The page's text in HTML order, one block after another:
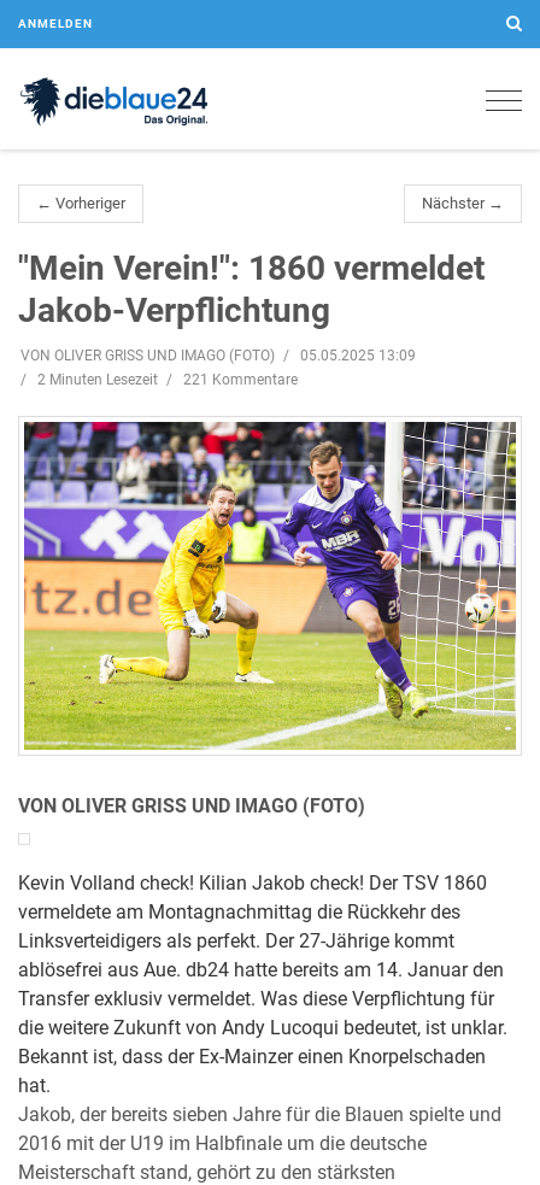
ANMELDEN
← Vorheriger Nächster →
"Mein Verein!": 1860 vermeldet
Jakob-Verpflichtung
VON OLIVER GRISS UND IMAGO (FOTO)
05.05.2025 13:09
2 Minuten Lesezeit
221 Kommentare
VON OLIVER GRISS UND IMAGO (FOTO)
Kevin Volland check! Kilian Jakob check! Der TSV 1860
vermeldete am Montagnachmittag die Rückkehr des
Linksverteidigers als perfekt. Der 27-Jährige kommt
ablösefrei aus Aue. db24 hatte bereits am 14. Januar den
Transfer exklusiv vermeldet. Was diese Verpflichtung für
die weitere Zukunft von Andy Lucoqui bedeutet, ist unklar.
Bekannt ist, dass der Ex-Mainzer einen Knorpelschaden
hat.
Jakob, der bereits sieben Jahre für die Blauen spielte und
2016 mit der U19 im Halbfinale um die deutsche
Meisterschaft stand, gehört zu den stärksten